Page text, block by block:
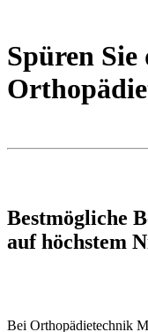
Spüren
Bestmögliche
auf höchstem
Bei Orthopädietechnik